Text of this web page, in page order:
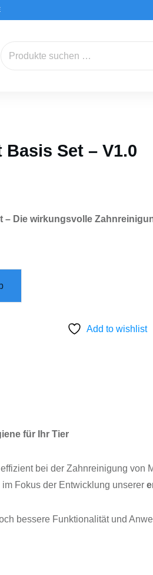
Set – V1.0
– Die wirkungsvolle
Add to wishlist
für Ihr Tier
bei der Zahnreinigung von
Fokus der Entwicklung unserer
bessere Funktionalität und